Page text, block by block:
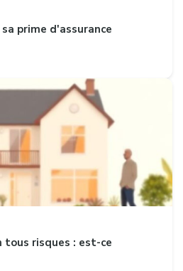
prime d'assurance
risques : est-ce